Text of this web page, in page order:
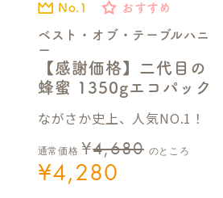
No.1 おすすめ
ベスト・オブ・テーブルハニ
ー
【感謝価格】二代目の
蜂蜜 1350gエコパック
ながさか史上、人気NO.1！
通常価格 ¥4,680 のところ
¥4,280